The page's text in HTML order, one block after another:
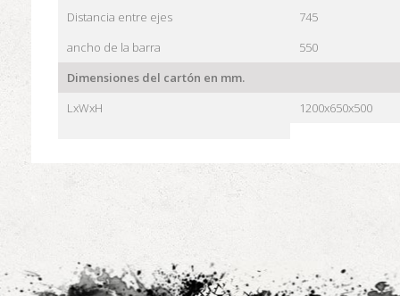
Distancia entre ejes
745
ancho de la barra
550
Dimensiones del cartón en mm.
LxWxH
1200x650x500